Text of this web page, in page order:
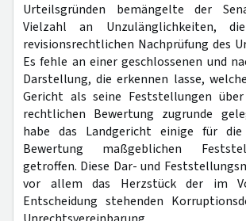
Urteilsgründen bemängelte der
Vielzahl an Unzulänglichkeiten,
revisionsrechtlichen Nachprüfung des
Es fehle an einer geschlossenen und
Darstellung, die erkennen lasse,
Gericht als seine Feststellungen
rechtlichen Bewertung zugrunde
habe das Landgericht einige für
Bewertung maßgeblichen
getroffen. Diese Dar- und
vor allem das Herzstück der im
Entscheidung stehenden